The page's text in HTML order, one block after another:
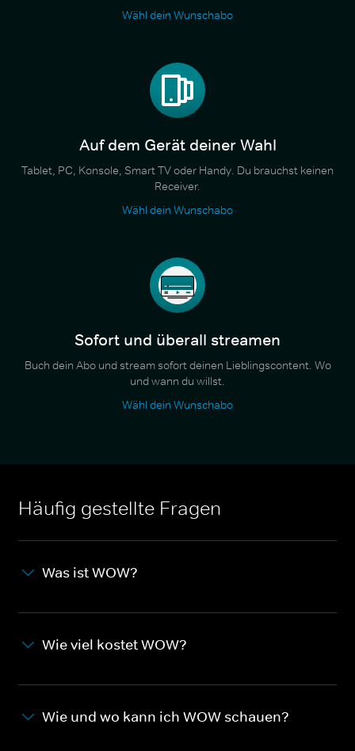
Wähl dein Wunschabo
Auf dem Gerät deiner Wahl
Tablet, PC, Konsole, Smart TV oder Handy. Du brauchst keinen
Receiver.
Wähl dein Wunschabo
Sofort und überall streamen
Buch dein Abo und stream sofort deinen Lieblingscontent. Wo
und wann du willst.
Wähl dein Wunschabo
Häufig gestellte Fragen
Was ist WOW?
Wie viel kostet WOW?
Wie und wo kann ich WOW schauen?